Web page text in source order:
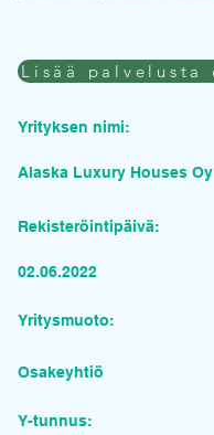
Yrityksen nimi:
Alaska Luxury Houses Oy
Rekisteröintipäivä:
02.06.2022
Yritysmuoto:
Osakeyhtiö
Y-tunnus: